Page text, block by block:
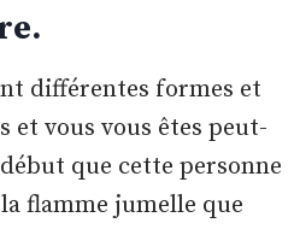
différentes formes et
et vous vous êtes peut-
que cette personne
flamme jumelle que